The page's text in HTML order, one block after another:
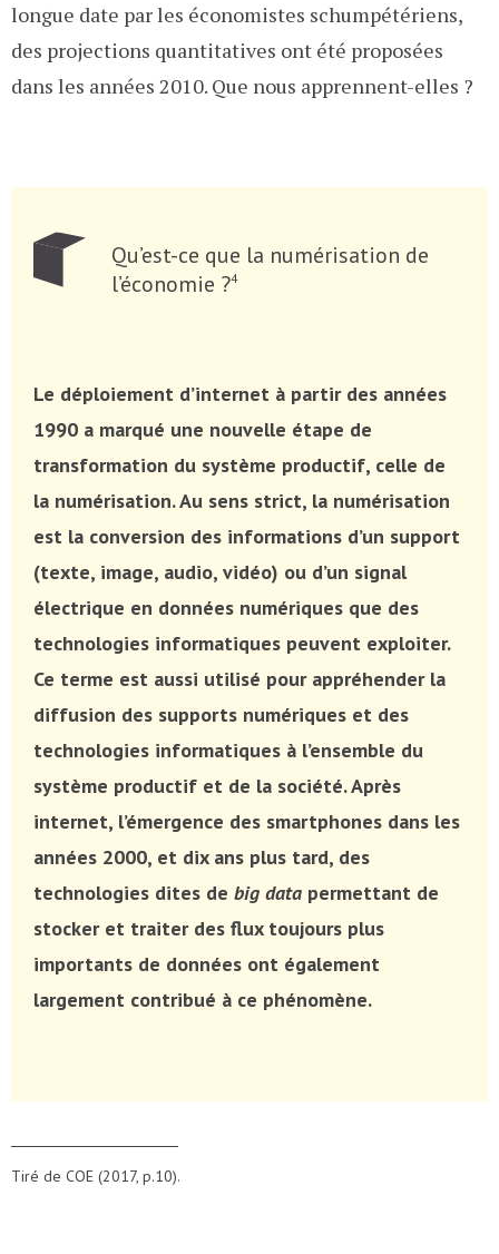
longue date par les économistes schumpétériens,
des projections quantitatives ont été proposées
dans les années 2010. Que nous apprennent-elles ?
Qu’est-ce que la numérisation de
l’économie ?4
Le déploiement d’internet à partir des années
1990 a marqué une nouvelle étape de
transformation du système productif, celle de
la numérisation. Au sens strict, la numérisation
est la conversion des informations d’un support
(texte, image, audio, vidéo) ou d’un signal
électrique en données numériques que des
technologies informatiques peuvent exploiter.
Ce terme est aussi utilisé pour appréhender la
diffusion des supports numériques et des
technologies informatiques à l’ensemble du
système productif et de la société. Après
internet, l’émergence des smartphones dans les
années 2000, et dix ans plus tard, des
technologies dites de big data permettant de
stocker et traiter des flux toujours plus
importants de données ont également
largement contribué à ce phénomène.
Tiré de COE (2017, p.10).